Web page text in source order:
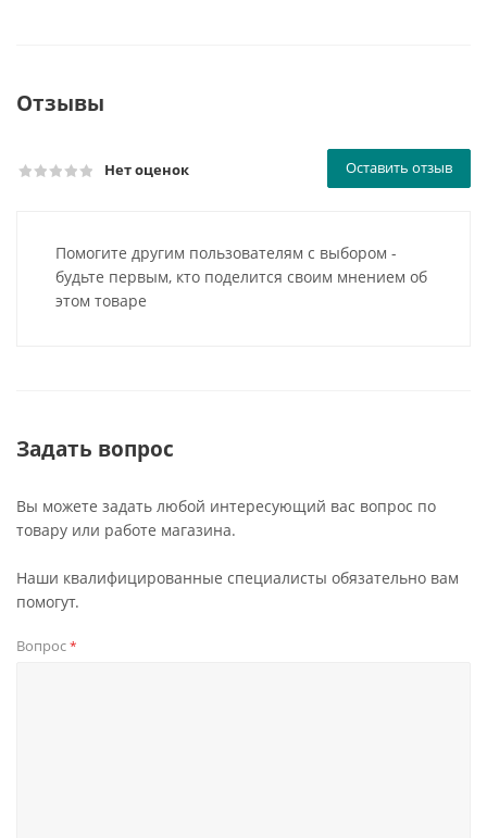
Отзывы
Нет оценок Оставить отзыв
Помогите другим пользователям с выбором -
будьте первым, кто поделится своим мнением об
этом товаре
Задать вопрос
Вы можете задать любой интересующий вас вопрос по
товару или работе магазина.
Наши квалифицированные специалисты обязательно вам
помогут.
Вопрос*